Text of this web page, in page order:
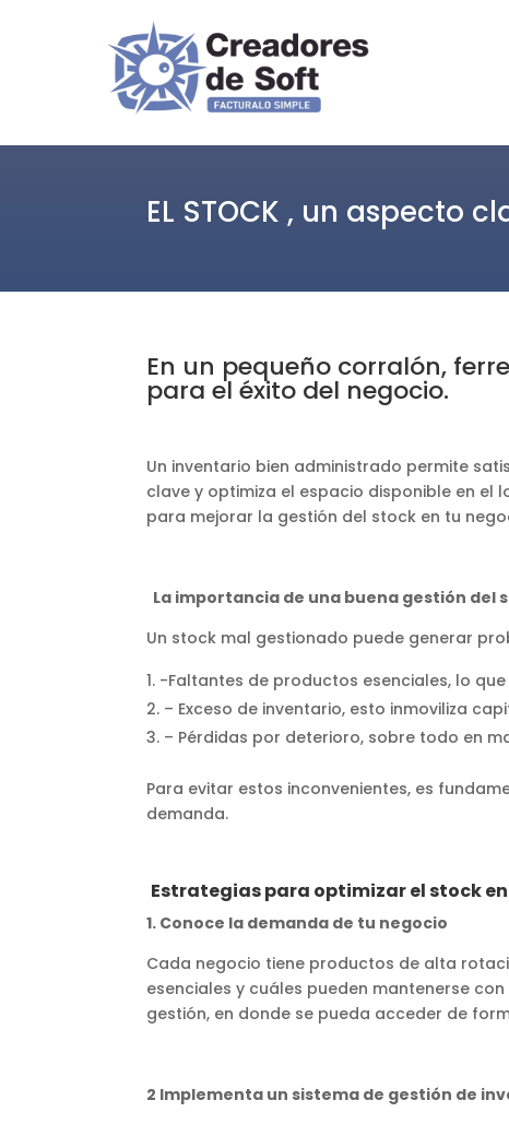
EL STOCK , un aspecto
En un pequeño corralón,
para el éxito del negocio.
Un inventario bien administrado permite
clave y optimiza el espacio disponible en
para mejorar la gestión del stock en tu
La importancia de una buena gestión del
Un stock mal gestionado puede generar
-Faltantes de productos esenciales, lo
– Exceso de inventario, esto inmoviliza
– Pérdidas por deterioro, sobre todo en
Para evitar estos inconvenientes, es
demanda.
Estrategias para optimizar el stock
1. Conoce la demanda de tu negocio
Cada negocio tiene productos de alta
esenciales y cuáles pueden mantenerse
gestión, en donde se pueda acceder de
2 Implementa un sistema de gestión de